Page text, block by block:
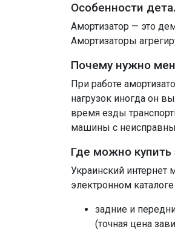
Особенности
Амортизатор — это
Амортизаторы
Почему нужно
При работе
нагрузок иногда он
время езды
машины с
Где можно купить
Украинский интернет
электронном
задние и
(точная цена